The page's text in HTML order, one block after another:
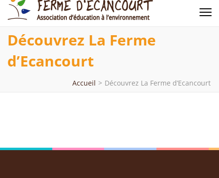
Ferme d'Ecancourt
Découvrez La Ferme
d’Ecancourt
Accueil > Découvrez La Ferme d’Ecancourt